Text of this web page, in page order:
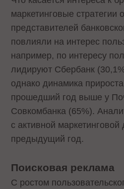
маркетинговые стратегии
представителей
повлияли на интерес
например, по интересу
лидируют Сбербанк
однако динамика
прошедший год выше у
Совкомбанка (65%).
с активной
предыдущий год.
Поисковая реклама
С ростом